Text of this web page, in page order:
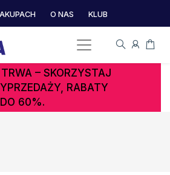
O NAS KLUB
– SKORZYSTAJ
RABATY
DO 60%.